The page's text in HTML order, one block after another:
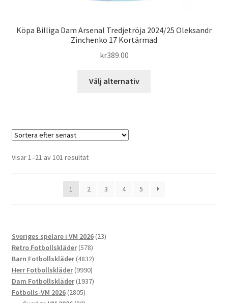
Köpa Billiga Dam Arsenal Tredjetröja 2024/25 Oleksandr
Zinchenko 17 Kortärmad
kr389.00
Välj alternativ
kan
Visar 1–21 av 101 resultatSortera
1
2 3 4 5
Sveriges spelare i VM 2026 2323
Retro Fotbollskläder 578578
produkter
Barn Fotbollskläder 48324832
produkter
Herr Fotbollskläder 99909990
produkter
Dam Fotbollskläder 19371937
Fotbolls-VM 2026 28052805